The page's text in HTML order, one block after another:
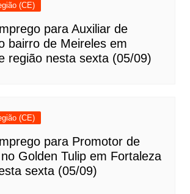
(CE)
para Auxiliar de
bairro de Meireles em
região nesta sexta (05/09)
(CE)
para Promotor de
Golden Tulip em Fortaleza
sexta (05/09)